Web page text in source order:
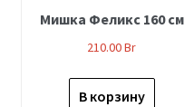
Мишка Феликс 160 см
210.00Br
В корзину